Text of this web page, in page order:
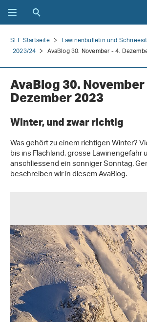
SLF Startseite Lawinenbulletin und
2023/24
AvaBlog 30. November - 4.
AvaBlog 30. November
Dezember 2023
Winter, und zwar richtig
Was gehört zu einem richtigen Winter?
bis ins Flachland, grosse Lawinengefahr
anschliessend ein sonniger Sonntag.
beschreiben wir in diesem AvaBlog.